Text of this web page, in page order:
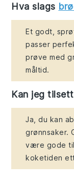
Hva slags
Et godt,
passer
prøve med
måltid.
Kan jeg
Ja, du kan
grønnsaker.
være gode
koketiden